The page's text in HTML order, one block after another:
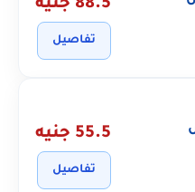
88.5 جنيه
تفاصيل
55.5 جنيه
تفاصيل